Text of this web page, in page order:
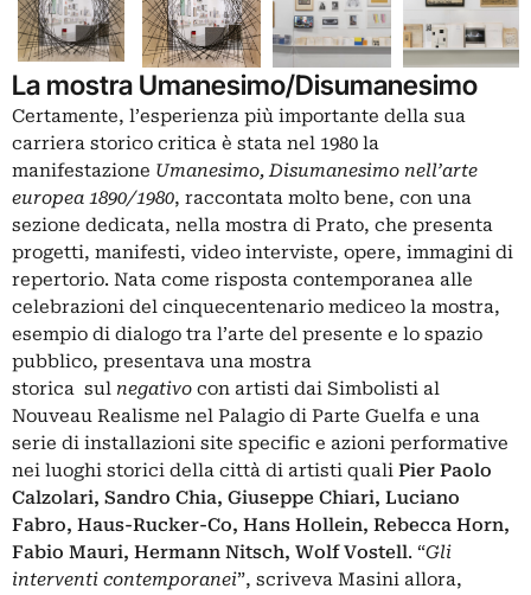
La mostra Umanesimo/Disumanesimo
Certamente, l’esperienza più importante della sua
carriera storico critica è stata nel 1980 la
manifestazione Umanesimo, Disumanesimo nell’arte
europea 1890/1980, raccontata molto bene, con una
sezione dedicata, nella mostra di Prato, che presenta
progetti, manifesti, video interviste, opere, immagini di
repertorio. Nata come risposta contemporanea alle
celebrazioni del cinquecentenario mediceo la mostra,
esempio di dialogo tra l’arte del presente e lo spazio
pubblico, presentava una mostra
storica sul negativo con artisti dai Simbolisti al
Nouveau Realisme nel Palagio di Parte Guelfa e una
serie di installazioni site specific e azioni performative
nei luoghi storici della città di artisti quali Pier Paolo
Calzolari, Sandro Chia, Giuseppe Chiari, Luciano
Fabro, Haus-Rucker-Co, Hans Hollein, Rebecca Horn,
Fabio Mauri, Hermann Nitsch, Wolf Vostell. “Gli
interventi contemporanei”, scriveva Masini allora,